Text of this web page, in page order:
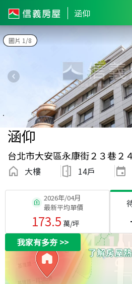
涵仰
圖片 1/8
涵仰
台北市大安區永康街２３巷２
大樓 14戶
2026年/04月
最新平均單價
173.5 萬/坪
我家有多夯>>